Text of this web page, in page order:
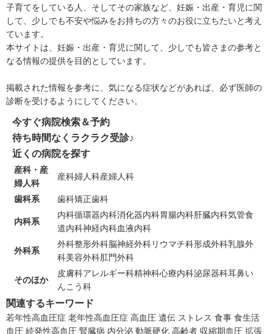
子育てをしている人、そしてその家族など、妊娠・出産・育児に関
して、少しでも不安や悩みをお持ちの方々のお役に立ちたいと考え
ています。
本サイトは、妊娠・出産・育児に関して、少しでも皆さまの参考と
なる情報の提供を目的としています。
掲載された情報を参考に、気になる症状などがあれば、必ず医師の
診断を受けるようにしてください。
今すぐ病院検索＆予約
待ち時間なくラクラク受診♪
近くの病院を探す
産科・産
婦人科
産科婦人科産婦人科
歯科系 歯科矯正歯科
内科系
内科循環器内科消化器内科胃腸内科肝臓内科気管食
道内科神経内科血液内科
外科系
外科整形外科脳神経外科リウマチ科形成外科乳腺外
科美容外科肛門外科
そのほか
皮膚科アレルギー科精神科心療内科泌尿器科耳鼻い
んこう科
関連するキーワード
若年性高血圧症 老年性高血圧症 高血圧 遺伝 ストレス 食事 食生活
血圧 続発性高血圧 腎臓病 内分泌 動脈硬化 高齢者 収縮期血圧 拡張